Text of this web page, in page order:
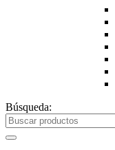
Búsqueda: